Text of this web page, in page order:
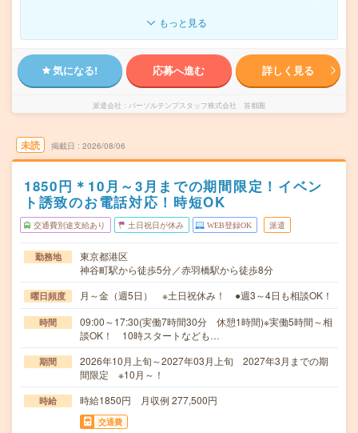
もっと見る
気になる! 応募へ進む 詳しく見る
派遣会社 パーソルテンプスタッフ株式会社 首都圏
未読 掲載日 2026/08/06
1850円＊10月～3月までの期間限定！イベン
ト誘致のお電話対応！時短OK
交通費別途支給あり 土日祝日が休み WEB登録OK 派遣
勤務地
東京都港区
神谷町駅から徒歩5分／赤羽橋駅から徒歩8分
曜日頻度 月～金（週5日） ※土日祝休み！ ●週3～4日も相談OK！
時間
09:00～17:30(実働7時間30分 休憩1時間)※実働5時間～相
談OK！ 10時スタートなども…
期間
2026年10月上旬～2027年03月上旬 2027年3月までの期
間限定 ※10月～！
時給 時給1850円 月収例 277,500円
交通費